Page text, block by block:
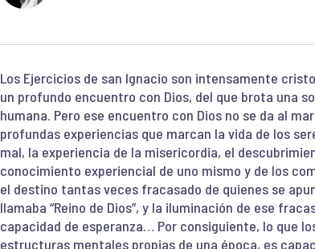
Los Ejercicios de san Ignacio son intensamente
un profundo encuentro con Dios, del que brota una
humana. Pero ese encuentro con Dios no se da al
profundas experiencias que marcan la vida de los
mal, la experiencia de la misericordia, el
conocimiento experiencial de uno mismo y de los
el destino tantas veces fracasado de quienes se
llamaba “Reino de Dios”, y la iluminación de ese
capacidad de esperanza… Por consiguiente, lo que
estructuras mentales propias de una época, es